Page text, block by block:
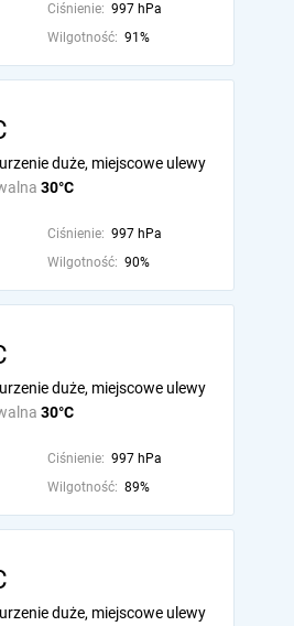
Ciśnienie: 997 hPa
Wilgotność: 91%
30°C
duże, miejscowe ulewy
Ciśnienie: 997 hPa
Wilgotność: 90%
30°C
duże, miejscowe ulewy
Ciśnienie: 997 hPa
Wilgotność: 89%
duże, miejscowe ulewy